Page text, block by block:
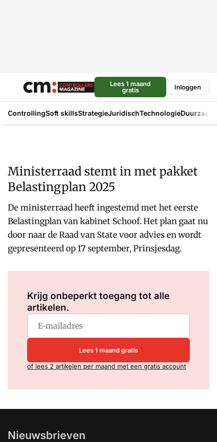
Lees 1 maand
gratis
Inloggen
ControllingSoft skillsStrategieJuridischTechnologie
Ministerraad stemt in met pakket
Belastingplan 2025
De ministerraad heeft ingestemd met het eerste
Belastingplan van kabinet Schoof. Het plan gaat nu
door naar de Raad van State voor advies en wordt
gepresenteerd op 17 september, Prinsjesdag.
Krijg onbeperkt toegang tot alle
artikelen.
Lees 1 maand gratis
of lees 2 artikelen per maand met een gratis account
Nieuwsbrieven